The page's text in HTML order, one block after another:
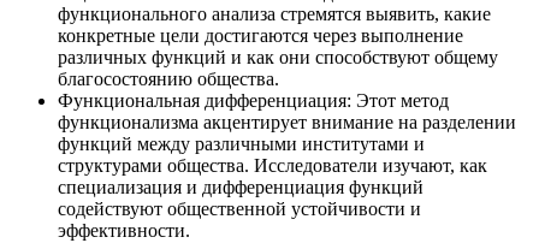
функционального анализа стремятся выявить, какие
конкретные цели достигаются через выполнение
различных функций и как они способствуют общему
благосостоянию общества.
Функциональная дифференциация: Этот метод
функционализма акцентирует внимание на разделении
функций между различными институтами и
структурами общества. Исследователи изучают, как
специализация и дифференциация функций
содействуют общественной устойчивости и
эффективности.